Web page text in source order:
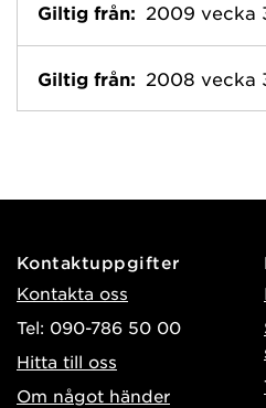
Giltig från: 2009 vecka
Giltig från: 2008 vecka
Kontaktuppgifter
Kontakta oss
Tel: 090-786 50 00
Hitta till oss
Om något händer